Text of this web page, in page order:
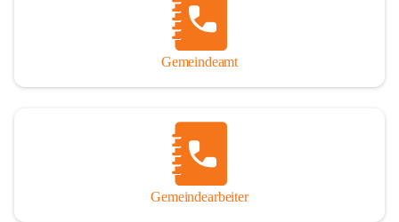
andere Fehler unterlief. Die Autoren haben nach ihren
individuellen Möglichkeiten mit bestem Wissen und Gewissen
Andreas Rohatsch wurde auf das System der Fußnoten verzichtet.
Wo eine genaue Quellenangabe sinnvoll und notwendig erschien,
sind die entsprechenden Quellenhinweise in den fließenden Text
eingearbeitet. Der leichteren Lesbarkeit halber ist auch von einer
streng gendergerechten Ausdrucksform Abstand genommen
Gemeindeamt
Gemeindearbeiter